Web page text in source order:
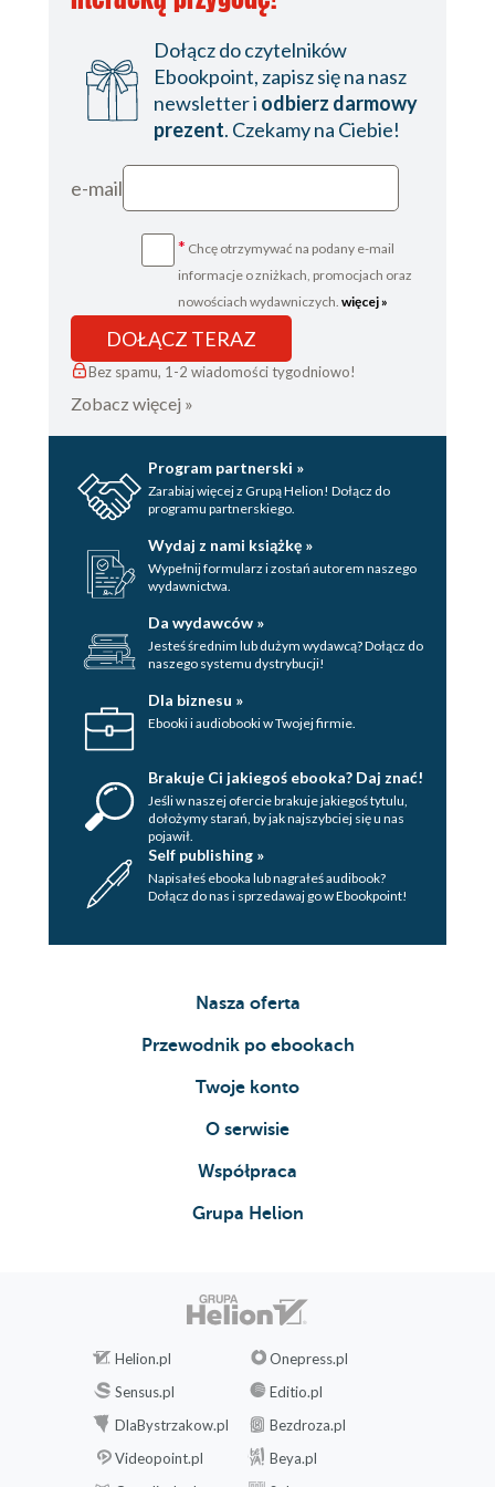
Dołącz do czytelników
Ebookpoint, zapisz się na nasz
newsletter i odbierz darmowy
prezent. Czekamy na Ciebie!
e-mail
* Chcę otrzymywać na podany e-mail
informacje o zniżkach, promocjach oraz
nowościach wydawniczych. więcej »
DOŁĄCZ TERAZ
Bez spamu, 1-2 wiadomości tygodniowo!
Zobacz więcej »
Program partnerski »
Zarabiaj więcej z Grupą Helion! Dołącz do
programu partnerskiego.
Wydaj z nami książkę »
Wypełnij formularz i zostań autorem naszego
wydawnictwa.
Da wydawców »
Jesteś średnim lub dużym wydawcą? Dołącz do
naszego systemu dystrybucji!
Dla biznesu »
Ebooki i audiobooki w Twojej firmie.
Brakuje Ci jakiegoś ebooka? Daj znać!
Jeśli w naszej ofercie brakuje jakiegoś tytulu,
dołożymy starań, by jak najszybciej się u nas
pojawił.
Self publishing »
Napisałeś ebooka lub nagrałeś audibook?
Dołącz do nas i sprzedawaj go w Ebookpoint!
Nasza oferta
Przewodnik po ebookach
Twoje konto
O serwisie
Współpraca
Grupa Helion
Helion.pl
Onepress.pl
Sensus.pl
Editio.pl
DlaBystrzakow.pl
Bezdroza.pl
Videopoint.pl
Beya.pl